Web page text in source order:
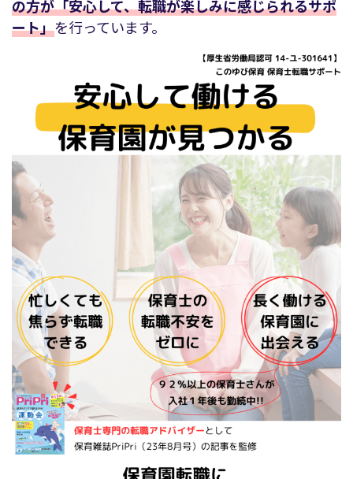
の方が「安心して、転職が楽しみに感じられるサポ
ート」を行っています。